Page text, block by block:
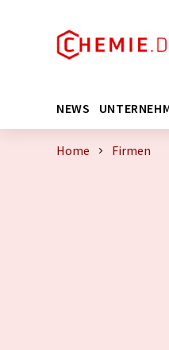
NEWS
Home Firmen